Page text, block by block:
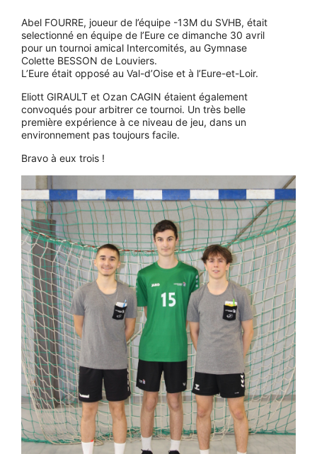
Abel FOURRE, joueur de l’équipe -13M du SVHB, était
selectionné en équipe de l’Eure ce dimanche 30 avril
pour un tournoi amical Intercomités, au Gymnase
Colette BESSON de Louviers.
L’Eure était opposé au Val-d’Oise et à l’Eure-et-Loir.
Eliott GIRAULT et Ozan CAGIN étaient également
convoqués pour arbitrer ce tournoi. Un très belle
première expérience à ce niveau de jeu, dans un
environnement pas toujours facile.
Bravo à eux trois !